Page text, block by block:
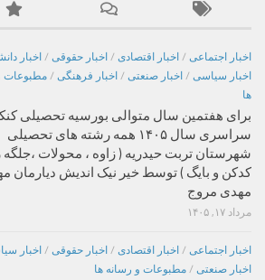
اخبار اجتماعی / اخبار اقتصادی / اخبار حقوقی / اخبار
اخبار سیاسی / اخبار صنعتی / اخبار فرهنگی / مطبوعات
ها
برای هفتمین سال متوالی بورسیه تحصیلی
سراسری سال ۱۴۰۵ همه رشته های تحصیلی
شهرستان تربت حیدریه ( زاوه ، محولات ،جلگه
کدکن و بایگ ) توسط خیر نیک اندیش دیارمان
مهدی مروج
مرداد ۱۷, ۱۴۰۵
اخبار اجتماعی / اخبار اقتصادی / اخبار حقوقی / اخبار
اخبار صنعتی / مطبوعات و رسانه ها